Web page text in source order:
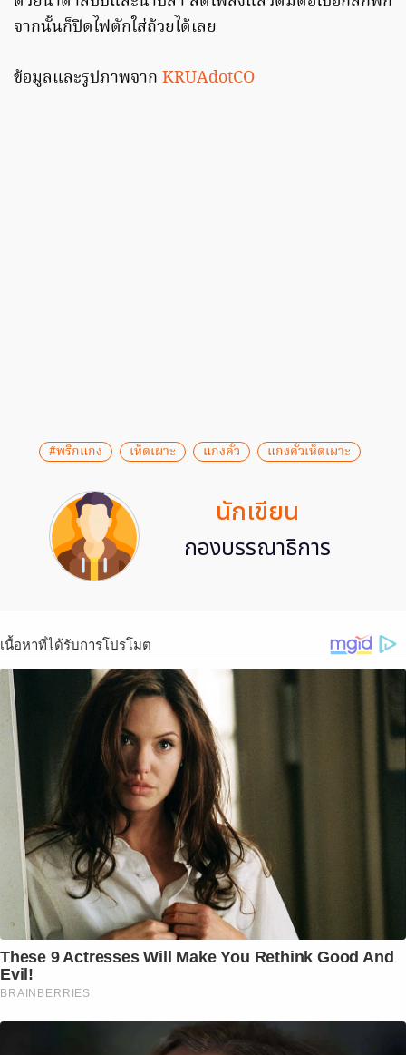
จากนั้นก็ปิดไฟตักใส่ถ้วยได้เลย
ข้อมูลและรูปภาพจาก KRUAdotCO
#พริกแกง เห็ดเผาะ แกงคั่ว แกงคั่วเห็ดเผาะ
นักเขียน
กองบรรณาธิการ
เนื้อหาที่ได้รับการโปรโมต
These 9 Actresses Will Make You Rethink Good And
Evil!
BRAINBERRIES